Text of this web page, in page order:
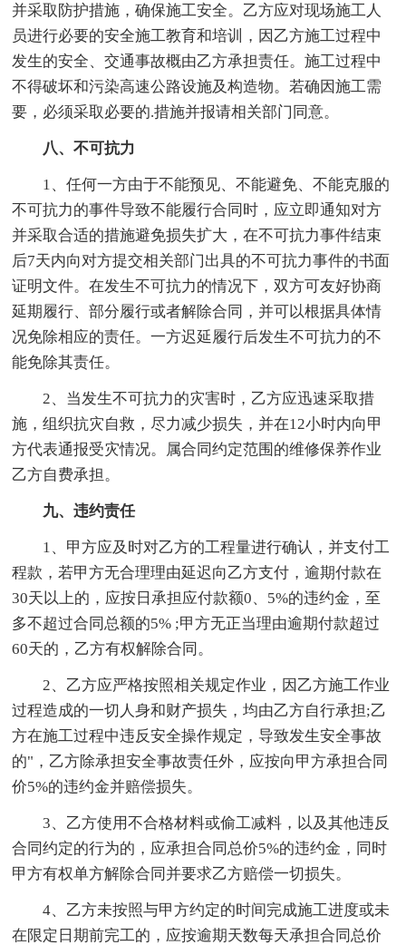
并采取防护措施，确保施工安全。乙方应对现场施工人
员进行必要的安全施工教育和培训，因乙方施工过程中
发生的安全、交通事故概由乙方承担责任。施工过程中
不得破坏和污染高速公路设施及构造物。若确因施工需
要，必须采取必要的.措施并报请相关部门同意。
八、不可抗力
1、任何一方由于不能预见、不能避免、不能克服的
不可抗力的事件导致不能履行合同时，应立即通知对方
并采取合适的措施避免损失扩大，在不可抗力事件结束
后7天内向对方提交相关部门出具的不可抗力事件的书面
证明文件。在发生不可抗力的情况下，双方可友好协商
延期履行、部分履行或者解除合同，并可以根据具体情
况免除相应的责任。一方迟延履行后发生不可抗力的不
能免除其责任。
2、当发生不可抗力的灾害时，乙方应迅速采取措
施，组织抗灾自救，尽力减少损失，并在12小时内向甲
方代表通报受灾情况。属合同约定范围的维修保养作业
乙方自费承担。
九、违约责任
1、甲方应及时对乙方的工程量进行确认，并支付工
程款，若甲方无合理理由延迟向乙方支付，逾期付款在
30天以上的，应按日承担应付款额0、5%的违约金，至
多不超过合同总额的5% ;甲方无正当理由逾期付款超过
60天的，乙方有权解除合同。
2、乙方应严格按照相关规定作业，因乙方施工作业
过程造成的一切人身和财产损失，均由乙方自行承担;乙
方在施工过程中违反安全操作规定，导致发生安全事故
的"，乙方除承担安全事故责任外，应按向甲方承担合同
价5%的违约金并赔偿损失。
3、乙方使用不合格材料或偷工减料，以及其他违反
合同约定的行为的，应承担合同总价5%的违约金，同时
甲方有权单方解除合同并要求乙方赔偿一切损失。
4、乙方未按照与甲方约定的时间完成施工进度或未
在限定日期前完工的，应按逾期天数每天承担合同总价